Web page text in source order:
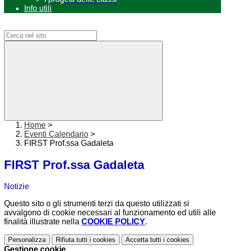
Info utili
Home >
Eventi Calendario >
FIRST Prof.ssa Gadaleta
FIRST Prof.ssa Gadaleta
Notizie
Questo sito o gli strumenti terzi da questo utilizzati si
avvalgono di cookie necessari al funzionamento ed utili alle
finalità illustrate nella COOKIE POLICY.
Personalizza Rifiuta tutti i cookies Accetta tutti i cookies